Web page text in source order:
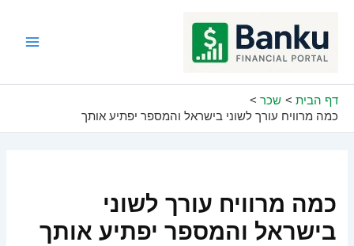
דף הבית
שכר
כמה מרוויח עורך לשוני בישראל והמספר יפתיע אותך
כמה מרוויח עורך לשוני
בישראל והמספר יפתיע אותך